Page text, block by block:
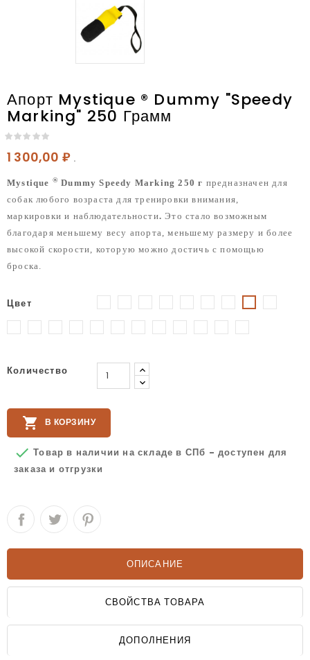
Апорт Mystique ® Dummy "Speedy
Marking" 250 Грамм
1 300,00 ₽ .
Mystique ® Dummy Speedy Marking 250 г предназначен для
собак любого возраста для тренировки внимания,
маркировки и наблюдательности. Это стало возможным
благодаря меньшему весу апорта, меньшему размеру и более
высокой скорости, которую можно достичь с помощью
броска.
Цвет
Черный
ХакиЗеленыйБелыйЧерныйБелыйСиний
Черный
БелыйЧерный
Количество
 В КОРЗИНУ
 Товар в наличии на складе в СПб - доступен для
заказа и отгрузки
ОПИСАНИЕ
СВОЙСТВА ТОВАРА
ДОПОЛНЕНИЯ